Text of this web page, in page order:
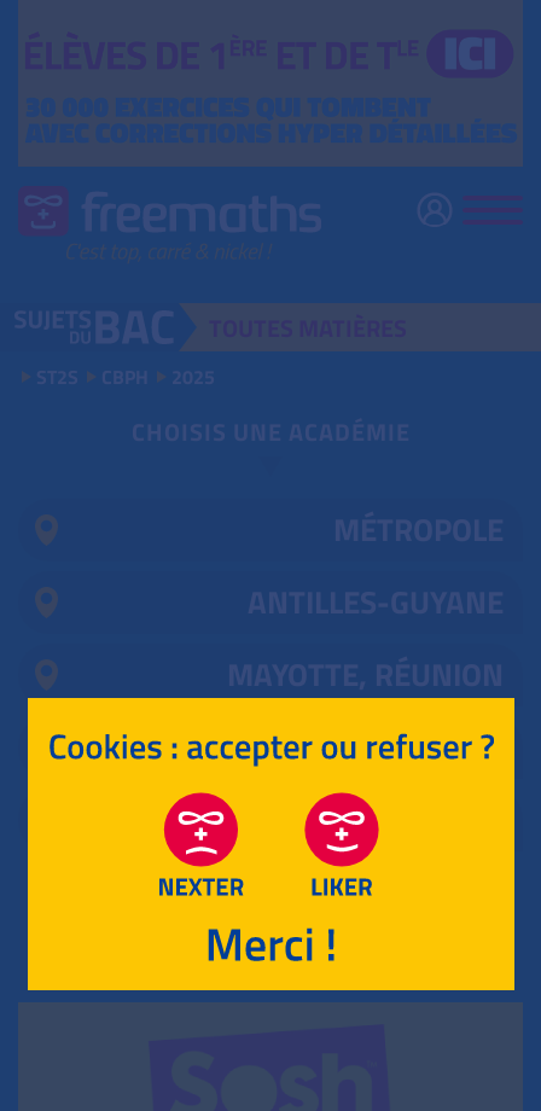
ST2S CBPH 2025
CHOISIS UNE ACADÉMIE
MÉTROPOLE
ANTILLES-GUYANE
MAYOTTE, RÉUNION
POLYNÉSIE
NOUVELLE CALÉDONIE
RETOUR